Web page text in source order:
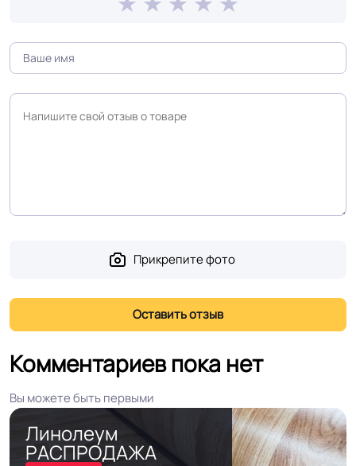
4-сторонней фаской
Срок службы
Устойчивость к
воздействию влаги
Комментариев пока нет
Вы можете быть первыми
Прикрепите фото
Линолеум
РАСПРОДАЖА